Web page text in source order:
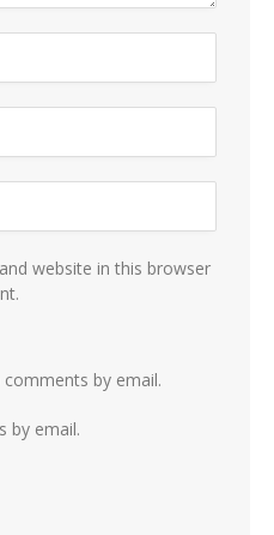
website in this browser
by email.
by email.